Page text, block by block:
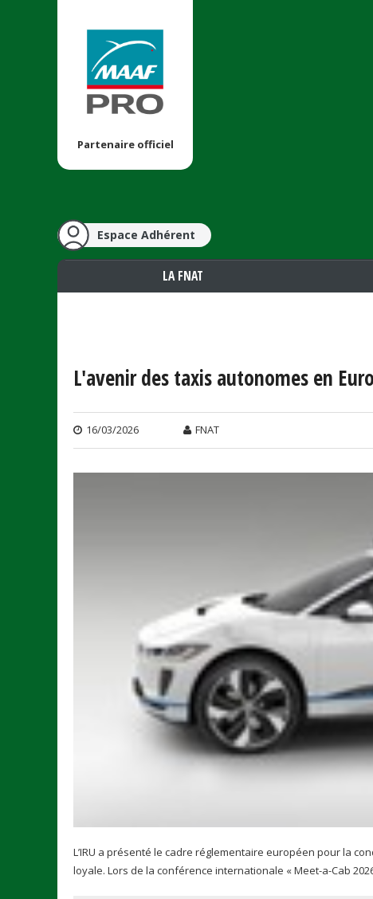
Partenaire officiel
Espace Adhérent
LA FNAT
L'avenir des taxis autonomes en
16/03/2026 FNAT
L’IRU a présenté le cadre réglementaire européen pour la
loyale. Lors de la conférence internationale « Meet-a-Cab